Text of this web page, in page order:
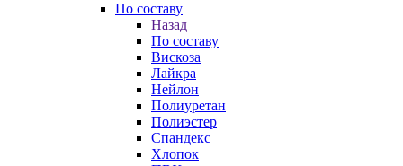
По составу
Назад
По составу
Вискоза
Лайкра
Нейлон
Полиуретан
Полиэстер
Спандекс
Хлопок